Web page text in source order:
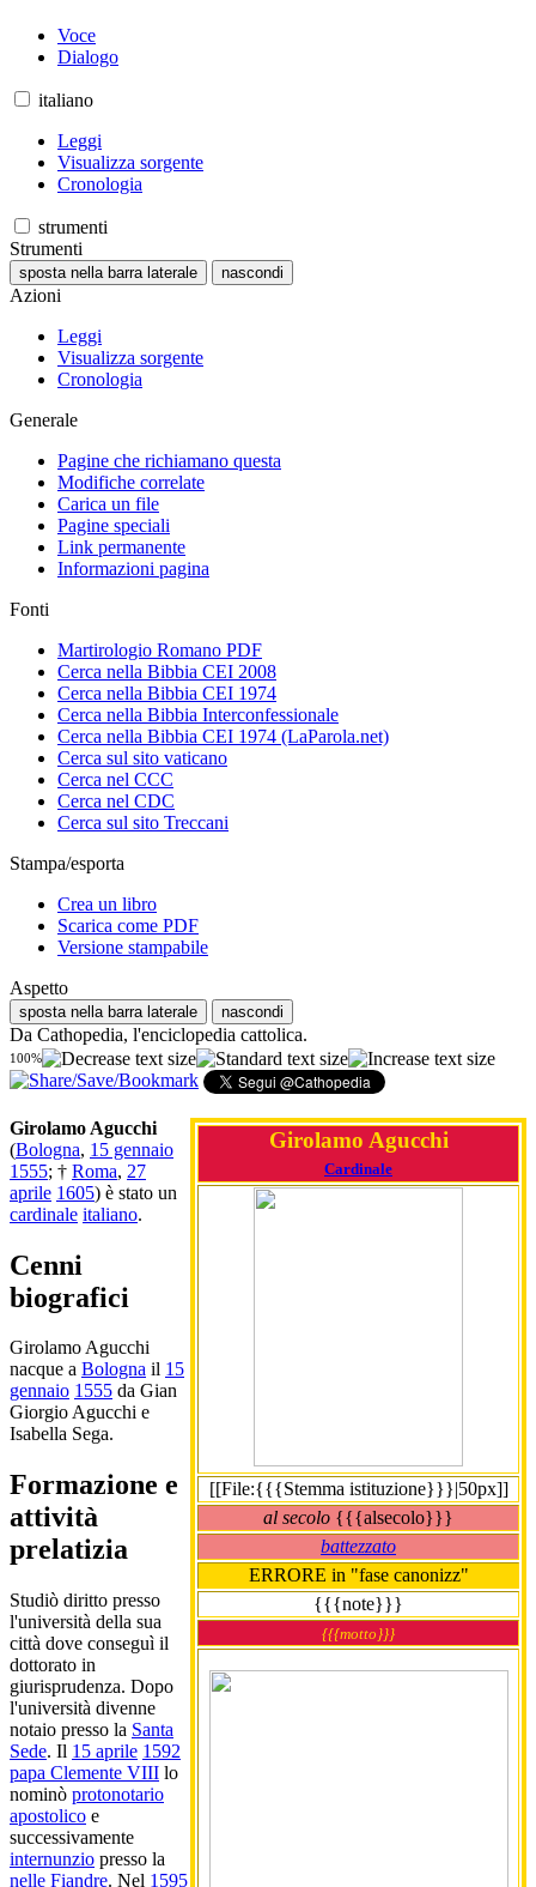
Voce
Dialogo
italiano
Leggi
Visualizza sorgente
Cronologia
strumenti
Strumenti
sposta nella barra laterale nascondi
Azioni
Leggi
Visualizza sorgente
Cronologia
Generale
Pagine che richiamano questa
Modifiche correlate
Carica un file
Pagine speciali
Link permanente
Informazioni pagina
Fonti
Martirologio Romano PDF
Cerca nella Bibbia CEI 2008
Cerca nella Bibbia CEI 1974
Cerca nella Bibbia Interconfessionale
Cerca nella Bibbia CEI 1974 (LaParola.net)
Cerca sul sito vaticano
Cerca nel CCC
Cerca nel CDC
Cerca sul sito Treccani
Stampa/esporta
Crea un libro
Scarica come PDF
Versione stampabile
Aspetto
sposta nella barra laterale nascondi
Da Cathopedia, l'enciclopedia cattolica.
100%
Girolamo Agucchi
Cardinale
[[File:{{{Stemma istituzione}}}|50px]]
al secolo {{{alsecolo}}}
battezzato
ERRORE in "fase canonizz"
{{{note}}}
{{{motto}}}
Girolamo Agucchi
(Bologna, 15 gennaio
1555; † Roma, 27
aprile 1605) è stato un
cardinale italiano.
Cenni
biografici
Girolamo Agucchi
nacque a Bologna il 15
gennaio 1555 da Gian
Giorgio Agucchi e
Isabella Sega.
Formazione e
attività
prelatizia
Studiò diritto presso
l'università della sua
città dove conseguì il
dottorato in
giurisprudenza. Dopo
l'università divenne
notaio presso la Santa
Sede. Il 15 aprile 1592
papa Clemente VIII lo
nominò protonotario
apostolico e
successivamente
internunzio presso la
nelle Fiandre. Nel 1595